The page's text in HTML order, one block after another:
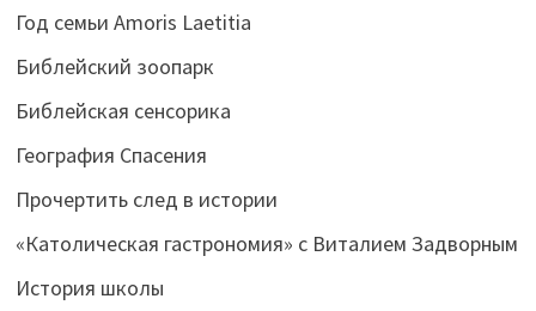
Год семьи Amoris Laetitia
Библейский зоопарк
Библейская сенсорика
География Спасения
Прочертить след в истории
«Католическая гастрономия» с Виталием Задворным
История школы